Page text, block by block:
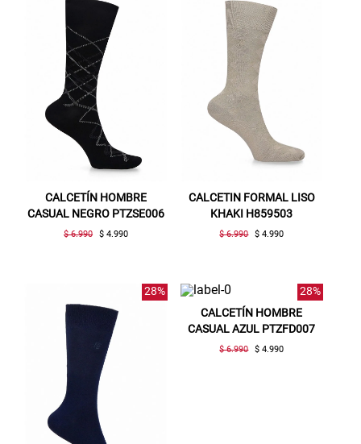
CALCETÍN HOMBRE
CASUAL NEGRO PTZSE006
$ 6.990 $ 4.990
CALCETIN FORMAL LISO
KHAKI H859503
$ 6.990 $ 4.990
28% 28%
CALCETÍN HOMBRE
CASUAL AZUL PTZFD007
$ 6.990 $ 4.990